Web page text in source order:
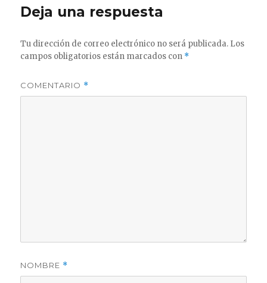
Deja una respuesta
Tu dirección de correo electrónico no será publicada. Los
campos obligatorios están marcados con *
COMENTARIO *
NOMBRE *